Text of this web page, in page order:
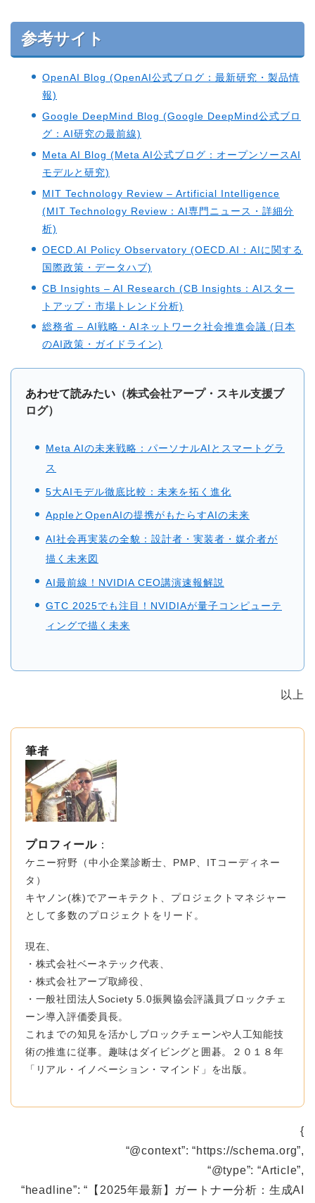
参考サイト
OpenAI Blog (OpenAI公式ブログ：最新研究・製品情
報)
Google DeepMind Blog (Google DeepMind公式ブロ
グ：AI研究の最前線)
Meta AI Blog (Meta AI公式ブログ：オープンソースAI
モデルと研究)
MIT Technology Review – Artificial Intelligence
(MIT Technology Review：AI専門ニュース・詳細分
析)
OECD.AI Policy Observatory (OECD.AI：AIに関する
国際政策・データハブ)
CB Insights – AI Research (CB Insights：AIスター
トアップ・市場トレンド分析)
総務省 – AI戦略・AIネットワーク社会推進会議 (日本
のAI政策・ガイドライン)
あわせて読みたい （株式会社アープ・スキル支援ブ
ログ）
Meta AIの未来戦略：パーソナルAIとスマートグラ
ス
5大AIモデル徹底比較：未来を拓く進化
AppleとOpenAIの提携がもたらすAIの未来
AI社会再実装の全貌：設計者・実装者・媒介者が
描く未来図
AI最前線！NVIDIA CEO講演速報解説
GTC 2025でも注目！NVIDIAが量子コンピューテ
ィングで描く未来
以上
筆者
プロフィール ：
ケニー狩野（中小企業診断士、PMP、ITコーディネー
タ）
キヤノン(株)でアーキテクト、プロジェクトマネジャー
として多数のプロジェクトをリード。
現在、
・株式会社ベーネテック代表、
・株式会社アープ取締役、
・一般社団法人Society 5.0振興協会評議員ブロックチェ
ーン導入評価委員長。
これまでの知見を活かしブロックチェーンや人工知能技
術の推進に従事。趣味はダイビングと囲碁。
２０１８年
「リアル・イノベーション・マインド」を出版。
{
“@context”: “https://schema.org”,
“@type”: “Article”,
“headline”: “【2025年最新】ガートナー分析：生成AI